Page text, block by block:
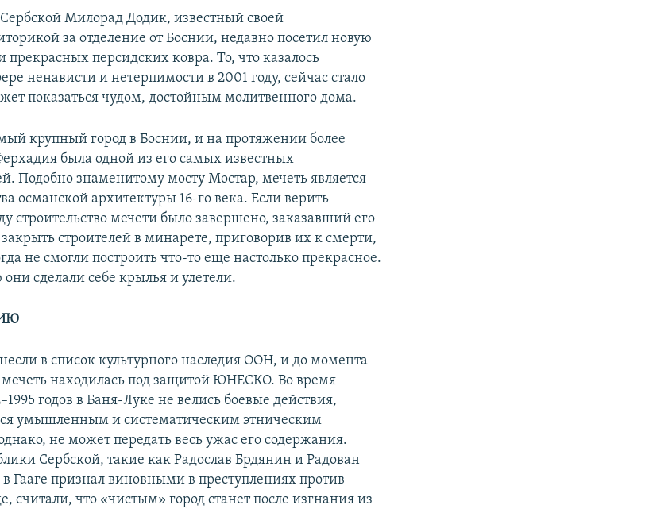
Милорад Додик, известный своей
за отделение от Боснии, недавно посетил новую
прекрасных персидских ковра. То, что казалось
ненависти и нетерпимости в 2001 году, сейчас стало
показаться чудом, достойным молитвенного дома.
крупный город в Боснии, и на протяжении более
была одной из его самых известных
Подобно знаменитому мосту Мостар, мечеть является
османской архитектуры 16-го века. Если верить
строительство мечети было завершено, заказавший его
строителей в минарете, приговорив их к смерти,
не смогли построить что-то еще настолько прекрасное.
сделали себе крылья и улетели.
в список культурного наследия ООН, и до момента
мечеть находилась под защитой ЮНЕСКО. Во время
годов в Баня-Луке не велись боевые действия,
умышленным и систематическим этническим
не может передать весь ужас его содержания.
Сербской, такие как Радослав Брдянин и Радован
Гааге признал виновными в преступлениях против
считали, что «чистым» город станет после изгнания из